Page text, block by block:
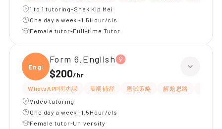
1 to 1 tutoring-Shek Kip Mei
One day a week -1.5Hour/cls
Female tutor-Full-time Tutor
Engli
Form 6,English
$200/hr
WhatsAPP問功課 長期補習 應試策略 解題思路
Video tutoring
One day a week -1.5Hour/cls
Female tutor-University